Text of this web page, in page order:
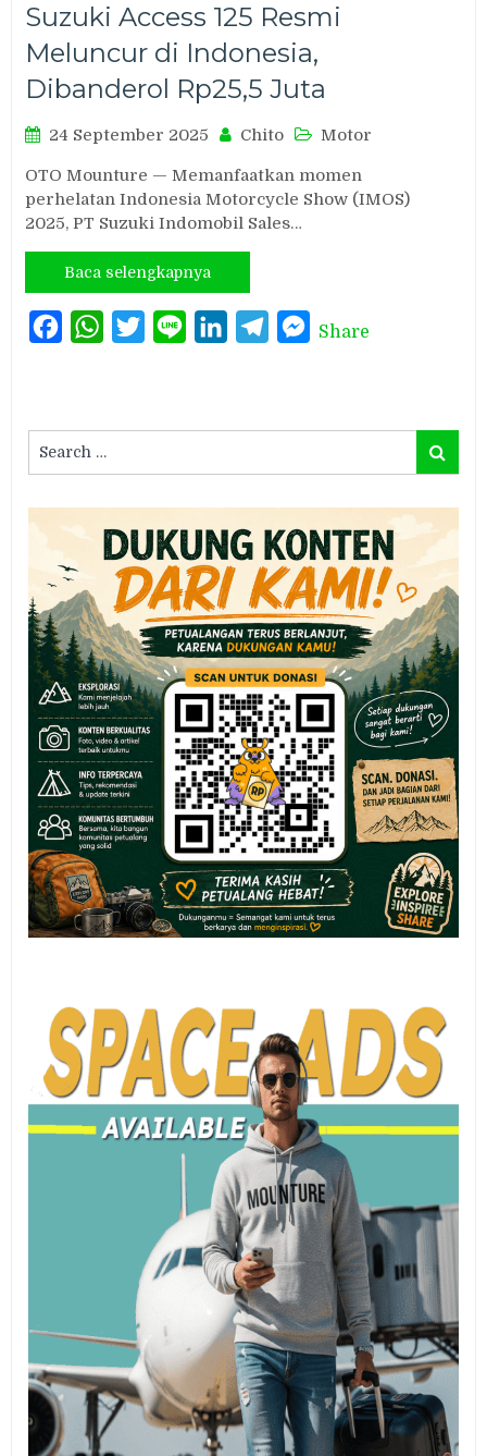
Suzuki Access 125 Resmi
Meluncur di Indonesia,
Dibanderol Rp25,5 Juta
24 September 2025 Chito Motor
OTO Mounture — Memanfaatkan momen
perhelatan Indonesia Motorcycle Show (IMOS)
2025, PT Suzuki Indomobil Sales…
Baca selengkapnya
FacebookWhatsAppTwitterLine LinkedInTelegramMessenger
Share
for:
Search